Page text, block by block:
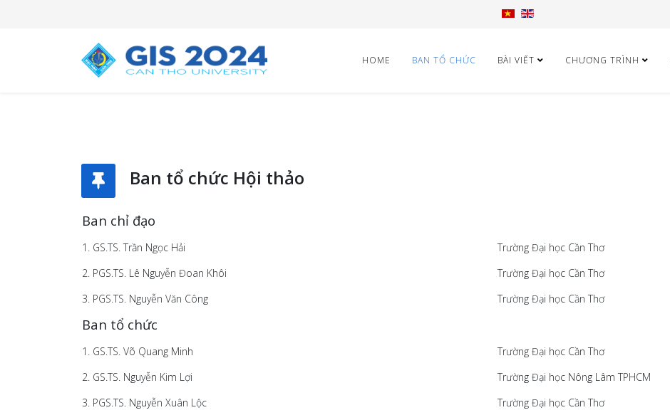
HOME BAN TỔ CHỨC BÀI VIẾT CHƯƠNG TRÌNH
Ban tổ chức Hội thảo
Ban chỉ đạo
1. GS.TS. Trần Ngọc Hải Trường Đại học Cần Thơ
2. PGS.TS. Lê Nguyễn Đoan Khôi
Trường Đại học Cần Thơ
3. PGS.TS. Nguyễn Văn Công
Trường Đại học Cần Thơ
Ban tổ chức
1. GS.TS. Võ Quang Minh Trường Đại học Cần Thơ
2. GS.TS. Nguyễn Kim Lợi
Trường Đại học Nông Lâm TPHCM
3. PGS.TS. Nguyễn Xuân Lộc
Trường Đại học Cần Thơ